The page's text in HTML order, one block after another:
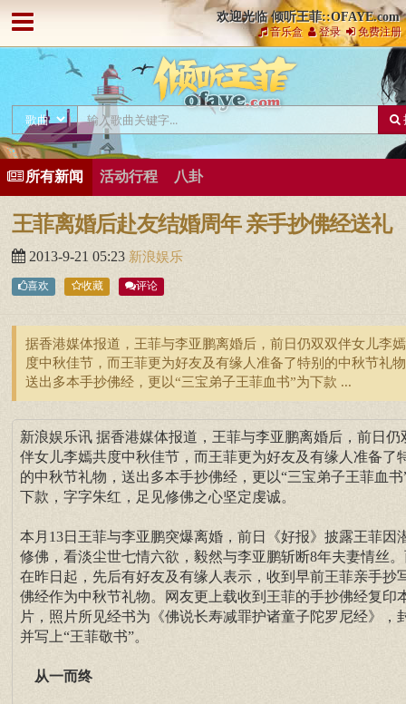
欢迎光临 倾听王菲::OFAYE.com
音乐盒 登录 免费注册
所有新闻 活动行程 八卦
王菲离婚后赴友结婚周年 亲手抄佛经送礼
2013-9-21 05:23 新浪娱乐
喜欢 收藏 评论
据香港媒体报道，王菲与李亚鹏离婚后，前日仍双双伴女儿李
度中秋佳节，而王菲更为好友及有缘人准备了特别的中秋节礼
送出多本手抄佛经，更以“三宝弟子王菲血书”为下款 ...
新浪娱乐讯 据香港媒体报道，王菲与李亚鹏离婚后，前日仍
伴女儿李嫣共度中秋佳节，而王菲更为好友及有缘人准备了
的中秋节礼物，送出多本手抄佛经，更以“三宝弟子王菲血书
下款，字字朱红，足见修佛之心坚定虔诚。
本月13日王菲与李亚鹏突爆离婚，前日《好报》披露王菲因
修佛，看淡尘世七情六欲，毅然与李亚鹏斩断8年夫妻情丝
在昨日起，先后有好友及有缘人表示，收到早前王菲亲手抄
佛经作为中秋节礼物。网友更上载收到王菲的手抄佛经复印
片，照片所见经书为《佛说长寿减罪护诸童子陀罗尼经》，
并写上“王菲敬书”。
从一而终